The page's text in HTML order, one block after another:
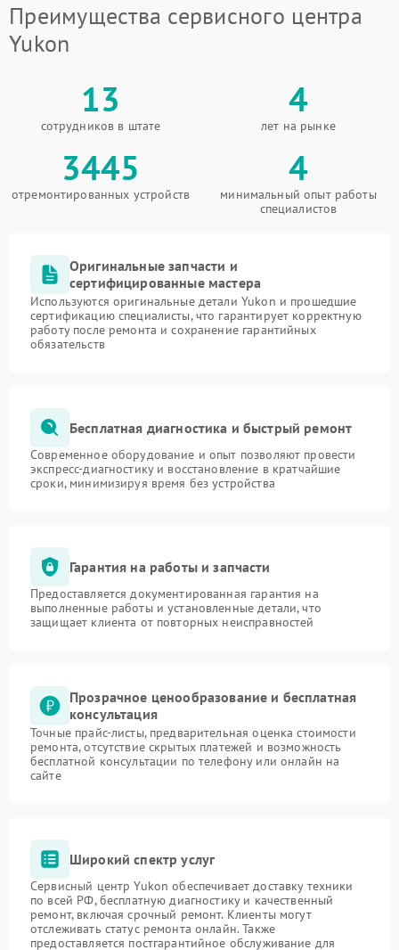
Преимущества сервисного центра
Yukon
13
сотрудников в штате
4
лет на рынке
3445
отремонтированных устройств
4
минимальный опыт работы
специалистов
Оригинальные запчасти и
сертифицированные мастера
Используются оригинальные детали Yukon и прошедшие
сертификацию специалисты, что гарантирует корректную
работу после ремонта и сохранение гарантийных
обязательств
Бесплатная диагностика и быстрый ремонт
Современное оборудование и опыт позволяют провести
экспресс-диагностику и восстановление в кратчайшие
сроки, минимизируя время без устройства
Гарантия на работы и запчасти
Предоставляется документированная гарантия на
выполненные работы и установленные детали, что
защищает клиента от повторных неисправностей
Прозрачное ценообразование и бесплатная
консультация
Точные прайс-листы, предварительная оценка стоимости
ремонта, отсутствие скрытых платежей и возможность
бесплатной консультации по телефону или онлайн на
сайте
Широкий спектр услуг
Сервисный центр Yukon обеспечивает доставку техники
по всей РФ, бесплатную диагностику и качественный
ремонт, включая срочный ремонт. Клиенты могут
отслеживать статус ремонта онлайн. Также
предоставляется постгарантийное обслуживание для